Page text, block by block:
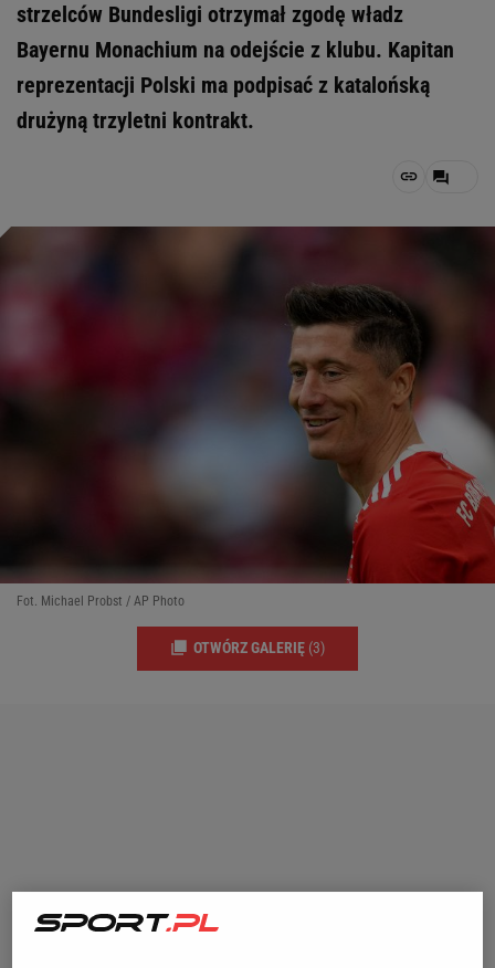
strzelców Bundesligi otrzymał zgodę władz
Bayernu Monachium na odejście z klubu. Kapitan
reprezentacji Polski ma podpisać z katalońską
drużyną trzyletni kontrakt.
Fot. Michael Probst / AP Photo
OTWÓRZ GALERIĘ (3)